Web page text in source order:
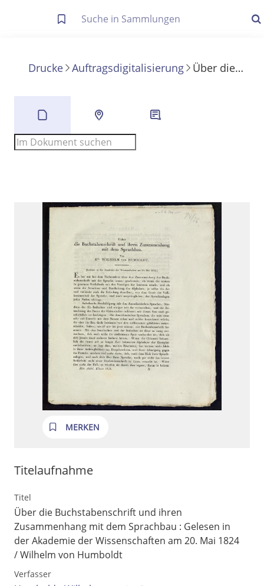
Die letzte Trefferliste besteht aus Ihrer letzten Suche, samt
Anzeigen
Zuletzt gesucht
Drucke Auftragsdigitalisierung Über die Buchstabenschrift und ihren Zusammenhang mit dem Sprachbau
MERKEN
Titelaufnahme
Titel
Über die Buchstabenschrift und ihren
Zusammenhang mit dem Sprachbau : Gelesen in
der Akademie der Wissenschaften am 20. Mai 1824
/ Wilhelm von Humboldt
Verfasser